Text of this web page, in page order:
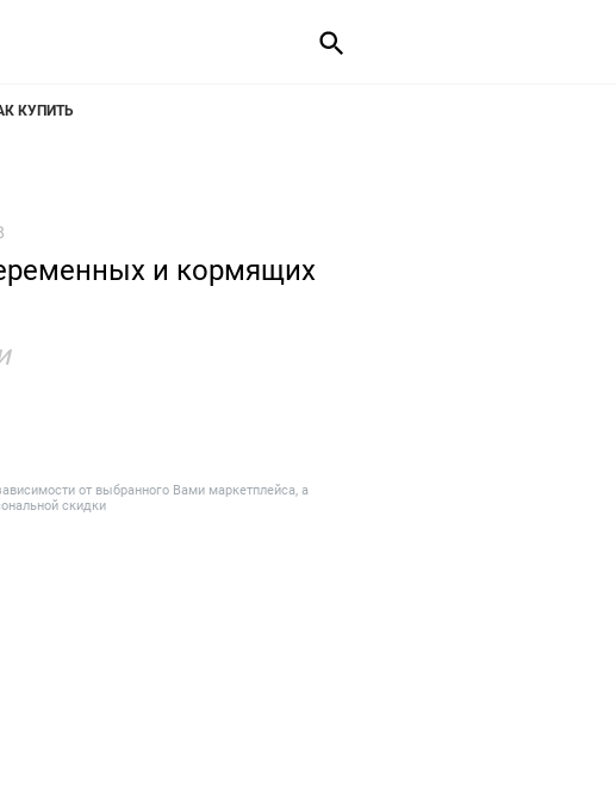
КУПИТЬ
и кормящих
от выбранного Вами маркетплейса, а
скидки